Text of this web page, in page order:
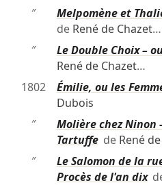
″
Melpomène et
de René de Chazet…
″
Le Double Choix –
René de Chazet…
1802
Émilie, ou les
Dubois
″
Molière chez Ninon
Tartuffede René
″
Le Salomon de la
Procès de l'an dix